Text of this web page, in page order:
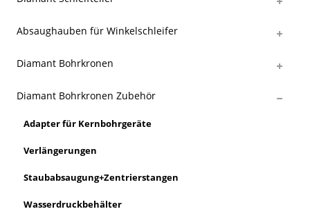
Absaughauben für Winkelschleifer
Diamant Bohrkronen
Diamant Bohrkronen Zubehör
Adapter für Kernbohrgeräte
Verlängerungen
Staubabsaugung+Zentrierstangen
Wasserdruckbehälter